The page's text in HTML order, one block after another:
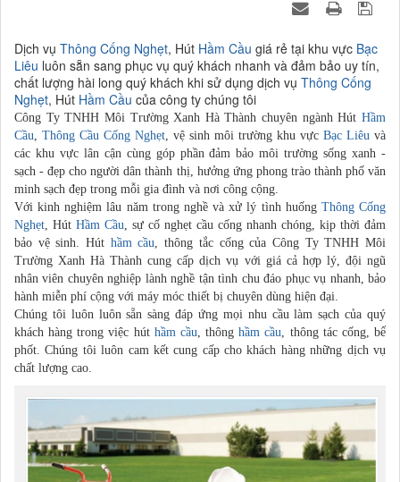
Dịch vụ Thông Cống Nghẹt, Hút Hầm Cầu giá rẻ tại khu vực Bạc
Liêu luôn sẵn sang phục vụ quý khách nhanh và đảm bảo uy tín,
chất lượng hài long quý khách khi sử dụng dịch vụ Thông Cống
Nghẹt, Hút Hầm Cầu của công ty chúng tôi
Công Ty TNHH Môi Trường Xanh Hà Thành chuyên ngành Hút Hầm
Cầu, Thông Cầu Cống Nghẹt, vệ sinh môi trường khu vực Bạc Liêu và
các khu vực lân cận cùng góp phần đảm bảo môi trường sống xanh -
sạch - đẹp cho người dân thành thị, hưởng ứng phong trào thành phố văn
minh sạch đẹp trong mỗi gia đình và nơi công cộng.
Với kinh nghiệm lâu năm trong nghề và xử lý tình huống Thông Cống
Nghẹt, Hút Hầm Cầu, sự cố nghẹt cầu cống nhanh chóng, kịp thời đảm
bảo vệ sinh. Hút hầm cầu, thông tắc cống của Công Ty TNHH Môi
Trường Xanh Hà Thành cung cấp dịch vụ với giá cả hợp lý, đội ngũ
nhân viên chuyên nghiệp lành nghề tận tình chu đáo phục vụ nhanh, bảo
hành miễn phí cộng với máy móc thiết bị chuyên dùng hiện đại.
Chúng tôi luôn luôn sẵn sàng đáp ứng mọi nhu cầu làm sạch của quý
khách hàng trong việc hút hầm cầu, thônghầm cầu, thông tác cống, bể
phốt. Chúng tôi luôn cam kết cung cấp cho khách hàng những dịch vụ
chất lượng cao.